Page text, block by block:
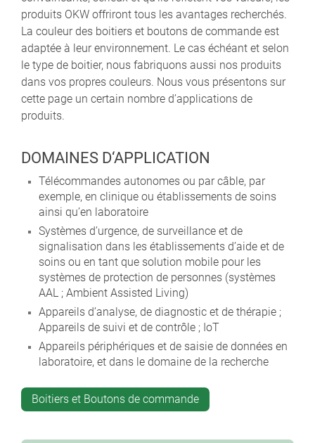
produits OKW offriront tous les avantages recherchés.
La couleur des boitiers et boutons de commande est
adaptée à leur environnement. Le cas échéant et selon
le type de boitier, nous fabriquons aussi nos produits
dans vos propres couleurs. Nous vous présentons sur
cette page un certain nombre d’applications de
produits.
DOMAINES D‘APPLICATION
Télécommandes autonomes ou par câble, par
exemple, en clinique ou établissements de soins
ainsi qu’en laboratoire
Systèmes d’urgence, de surveillance et de
signalisation dans les établissements d’aide et de
soins ou en tant que solution mobile pour les
systèmes de protection de personnes (systèmes
AAL ; Ambient Assisted Living)
Appareils d’analyse, de diagnostic et de thérapie ;
Appareils de suivi et de contrôle ; IoT
Appareils périphériques et de saisie de données en
laboratoire, et dans le domaine de la recherche
Boitiers et Boutons de commande